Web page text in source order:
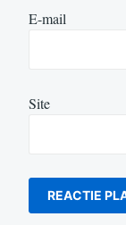
E-mail
Site